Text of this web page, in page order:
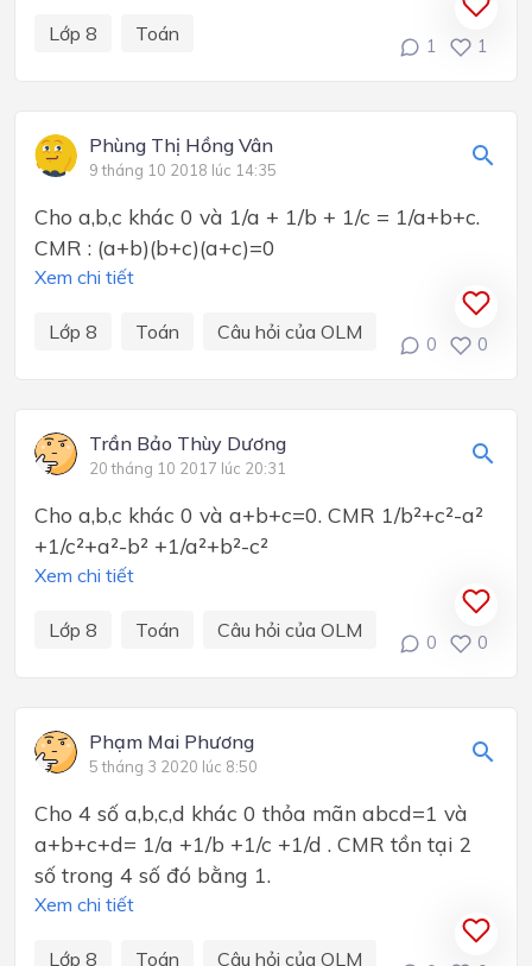
Lớp 8 Toán
1 1
Phùng Thị Hồng Vân
9 tháng 10 2018 lúc 14:35
Cho a,b,c khác 0 và 1/a + 1/b + 1/c = 1/a+b+c.
CMR : (a+b)(b+c)(a+c)=0
Xem chi tiết
Lớp 8 Toán Câu hỏi của OLM
0 0
Trần Bảo Thùy Dương
20 tháng 10 2017 lúc 20:31
Cho a,b,c khác 0 và a+b+c=0. CMR 1/b²+c²-a²
+1/c²+a²-b² +1/a²+b²-c²
Xem chi tiết
Lớp 8 Toán Câu hỏi của OLM
0 0
Phạm Mai Phương
5 tháng 3 2020 lúc 8:50
Cho 4 số a,b,c,d khác 0 thỏa mãn abcd=1 và
a+b+c+d= 1/a +1/b +1/c +1/d . CMR tồn tại 2
số trong 4 số đó bằng 1.
Xem chi tiết
Lớp 8 Toán Câu hỏi của OLM